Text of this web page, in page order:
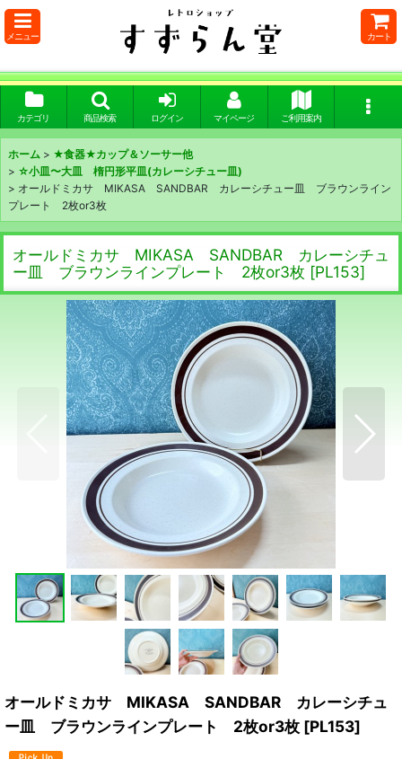
メニュー カート
カテゴリ 商品検索 ログイン マイページ ご利用案内
ホーム > ★食器★カップ＆ソーサー他
> ☆小皿〜大皿 楕円形平皿(カレーシチュー皿)
> オールドミカサ MIKASA SANDBAR カレーシチュー皿 ブラウンライン
プレート 2枚or3枚
オールドミカサ MIKASA SANDBAR カレーシチュ
ー皿 ブラウンラインプレート 2枚or3枚 [PL153]
オールドミカサ MIKASA SANDBAR カレーシチュ
ー皿 ブラウンラインプレート 2枚or3枚 [PL153]